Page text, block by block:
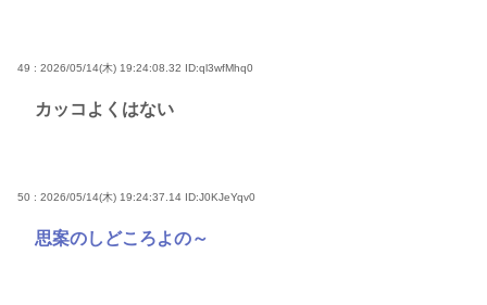
49 : 2026/05/14(木) 19:24:08.32 ID:ql3wfMhq0
カッコよくはない
50 : 2026/05/14(木) 19:24:37.14 ID:J0KJeYqv0
思案のしどころよの～